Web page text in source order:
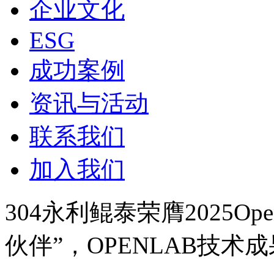
企业文化
ESG
成功案例
资讯与活动
联系我们
加入我们
304永利鲲泰荣膺
伙伴”，OPENLAB技术